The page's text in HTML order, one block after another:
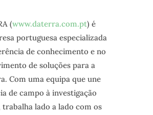
(www.daterra.com.pt) é
portuguesa especializada
de conhecimento e no
de soluções para a
Com uma equipa que une
de campo à investigação
lado a lado com os